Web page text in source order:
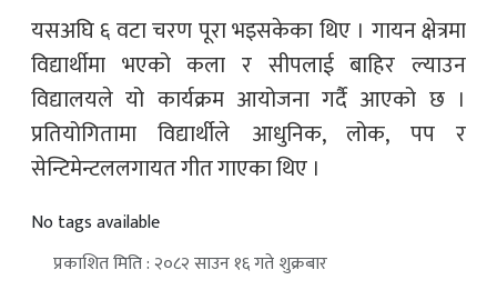
यसअघि ६ वटा चरण पूरा भइसकेका थिए । गायन क्षेत्रमा
विद्यार्थीमा भएको कला र सीपलाई बाहिर ल्याउन
विद्यालयले यो कार्यक्रम आयोजना गर्दै आएको छ ।
प्रतियोगितामा विद्यार्थीले आधुनिक, लोक, पप र
सेन्टिमेन्टललगायत गीत गाएका थिए ।
No tags available
प्रकाशित मिति : २०८२ साउन १६ गते शुक्रबार